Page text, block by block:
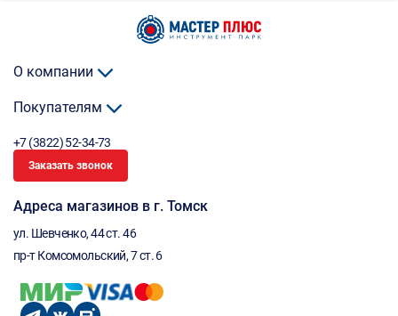
О компании
Покупателям
+7 (3822) 52-34-73
Заказать звонок
Адреса магазинов в г. Томск
ул. Шевченко, 44 ст. 46
пр-т Комсомольский, 7 ст. 6